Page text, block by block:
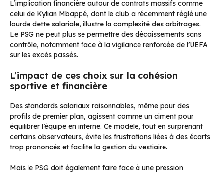
L’implication financière autour de contrats massifs comme
celui de Kylian Mbappé, dont le club a récemment réglé une
lourde dette salariale, illustre la complexité des arbitrages.
Le PSG ne peut plus se permettre des décaissements sans
contrôle, notamment face à la vigilance renforcée de l’UEFA
sur les excès passés.
L’impact de ces choix sur la cohésion
sportive et financière
Des standards salariaux raisonnables, même pour des
profils de premier plan, agissent comme un ciment pour
équilibrer l’équipe en interne. Ce modèle, tout en surprenant
certains observateurs, évite les frustrations liées à des écarts
trop prononcés et facilite la gestion du vestiaire.
Mais le PSG doit également faire face à une pression